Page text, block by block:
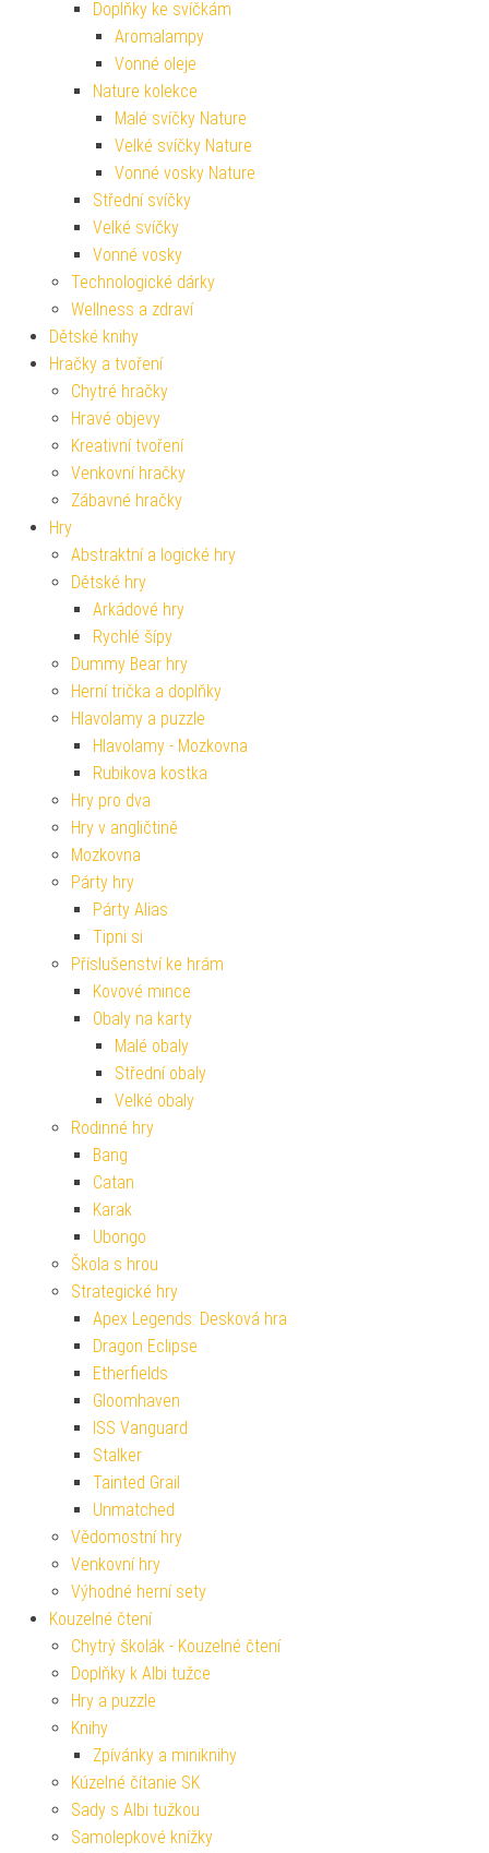
Doplňky ke svíčkám
Aromalampy
Vonné oleje
Nature kolekce
Malé svíčky Nature
Velké svíčky Nature
Vonné vosky Nature
Střední svíčky
Velké svíčky
Vonné vosky
Technologické dárky
Wellness a zdraví
Dětské knihy
Hračky a tvoření
Chytré hračky
Hravé objevy
Kreativní tvoření
Venkovní hračky
Zábavné hračky
Hry
Abstraktní a logické hry
Dětské hry
Arkádové hry
Rychlé šípy
Dummy Bear hry
Herní trička a doplňky
Hlavolamy a puzzle
Hlavolamy - Mozkovna
Rubikova kostka
Hry pro dva
Hry v angličtině
Mozkovna
Párty hry
Párty Alias
Tipni si
Příslušenství ke hrám
Kovové mince
Obaly na karty
Malé obaly
Střední obaly
Velké obaly
Rodinné hry
Bang
Catan
Karak
Ubongo
Škola s hrou
Strategické hry
Apex Legends: Desková hra
Dragon Eclipse
Etherfields
Gloomhaven
ISS Vanguard
Stalker
Tainted Grail
Unmatched
Vědomostní hry
Venkovní hry
Výhodné herní sety
Kouzelné čtení
Chytrý školák - Kouzelné čtení
Doplňky k Albi tužce
Hry a puzzle
Knihy
Zpívánky a miniknihy
Kúzelné čítanie SK
Sady s Albi tužkou
Samolepkové knížky